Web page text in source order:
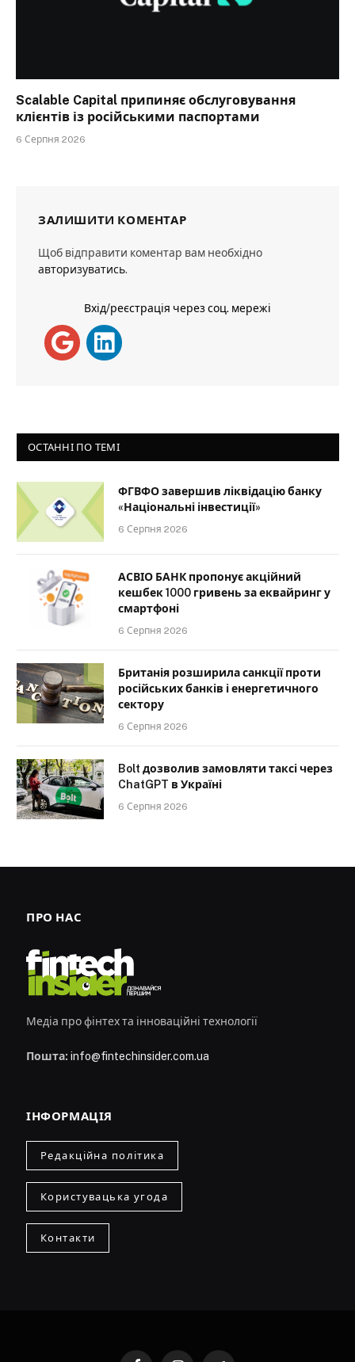
Scalable Capital припиняє обслуговування
клієнтів із російськими паспортами
6 Серпня 2026
ЗАЛИШИТИ КОМЕНТАР
Щоб відправити коментар вам необхідно
авторизуватись.
Вхід/реєстрація через соц. мережі
ОСТАННІ ПО ТЕМІ
ФГВФО завершив ліквідацію банку
«Національні інвестиції»
6 Серпня 2026
АСВІО БАНК пропонує акційний
кешбек 1000 гривень за еквайринг у
смартфоні
6 Серпня 2026
Британія розширила санкції проти
російських банків і енергетичного
сектору
6 Серпня 2026
Bolt дозволив замовляти таксі через
ChatGPT в Україні
6 Серпня 2026
ПРО НАС
Медіа про фінтех та інноваційні технології
Пошта: info@fintechinsider.com.ua
ІНФОРМАЦІЯ
Редакційна політика
Користувацька угода
Контакти